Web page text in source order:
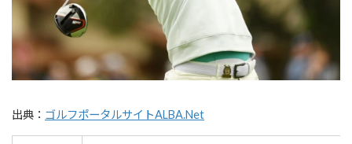
出典： ゴルフポータルサイトALBA.Net